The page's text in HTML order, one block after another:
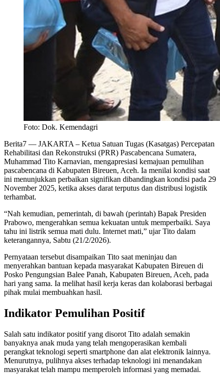
Foto: Dok. Kemendagri
Berita7 — JAKARTA – Ketua Satuan Tugas (Kasatgas) Percepatan
Rehabilitasi dan Rekonstruksi (PRR) Pascabencana Sumatera,
Muhammad Tito Karnavian, mengapresiasi kemajuan pemulihan
pascabencana di Kabupaten Bireuen, Aceh. Ia menilai kondisi saat
ini menunjukkan perbaikan signifikan dibandingkan kondisi pada 29
November 2025, ketika akses darat terputus dan distribusi logistik
terhambat.
“Nah kemudian, pemerintah, di bawah (perintah) Bapak Presiden
Prabowo, mengerahkan semua kekuatan untuk memperbaiki. Saya
tahu ini listrik semua mati dulu. Internet mati,” ujar Tito dalam
keterangannya, Sabtu (21/2/2026).
Pernyataan tersebut disampaikan Tito saat meninjau dan
menyerahkan bantuan kepada masyarakat Kabupaten Bireuen di
Posko Pengungsian Balee Panah, Kabupaten Bireuen, Aceh, pada
hari yang sama. Ia melihat hasil kerja keras dan kolaborasi berbagai
pihak mulai membuahkan hasil.
Indikator Pemulihan Positif
Salah satu indikator positif yang disorot Tito adalah semakin
banyaknya anak muda yang telah mengoperasikan kembali
perangkat teknologi seperti smartphone dan alat elektronik lainnya.
Menurutnya, pulihnya akses terhadap teknologi ini menandakan
masyarakat telah mampu memperoleh informasi yang memadai.